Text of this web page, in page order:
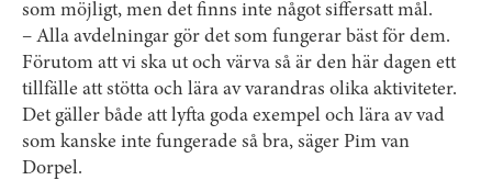
som möjligt, men det finns inte något siffersatt mål.
– Alla avdelningar gör det som fungerar bäst för dem.
Förutom att vi ska ut och värva så är den här dagen ett
tillfälle att stötta och lära av varandras olika aktiviteter.
Det gäller både att lyfta goda exempel och lära av vad
som kanske inte fungerade så bra, säger Pim van
Dorpel.